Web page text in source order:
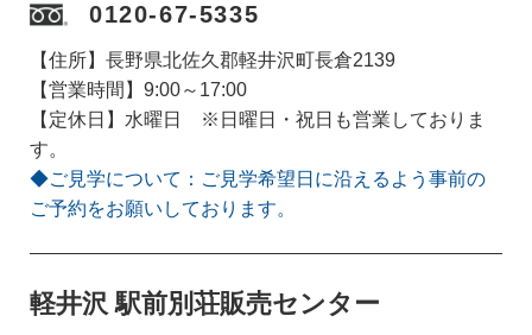
0120-67-5335
【住所】長野県北佐久郡軽井沢町長倉2139
【営業時間】9:00～17:00
【定休日】水曜日 ※日曜日・祝日も営業しておりま
す。
◆ご見学について：ご見学希望日に沿えるよう事前の
ご予約をお願いしております。
軽井沢 駅前別荘販売センター